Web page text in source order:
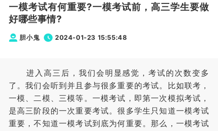
一模考试有何重要?一模考试前，高三学生要做
好哪些事情?
胆小鬼 2024-01-23 15:55:48
进入高三后，我们会明显感觉，考试的次数变多
了。我们会听到并且参与很多重要的考试。比如联考，
一模、二模、三模等。一模考试，即第一次模拟考试，
是高三阶段的一次重要考试。很多学生只知道一模考试
重要，不知道一模考试到底为何重要。那么，一模考试